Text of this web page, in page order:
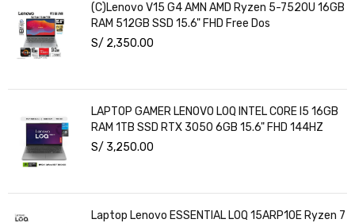
(C)Lenovo V15 G4 AMN AMD Ryzen 5-7520U 16GB
RAM 512GB SSD 15.6" FHD Free Dos
S/ 2,350.00
LAPTOP GAMER LENOVO LOQ INTEL CORE I5 16GB
RAM 1TB SSD RTX 3050 6GB 15.6" FHD 144HZ
S/ 3,250.00
Laptop Lenovo ESSENTIAL LOQ 15ARP10E Ryzen 7